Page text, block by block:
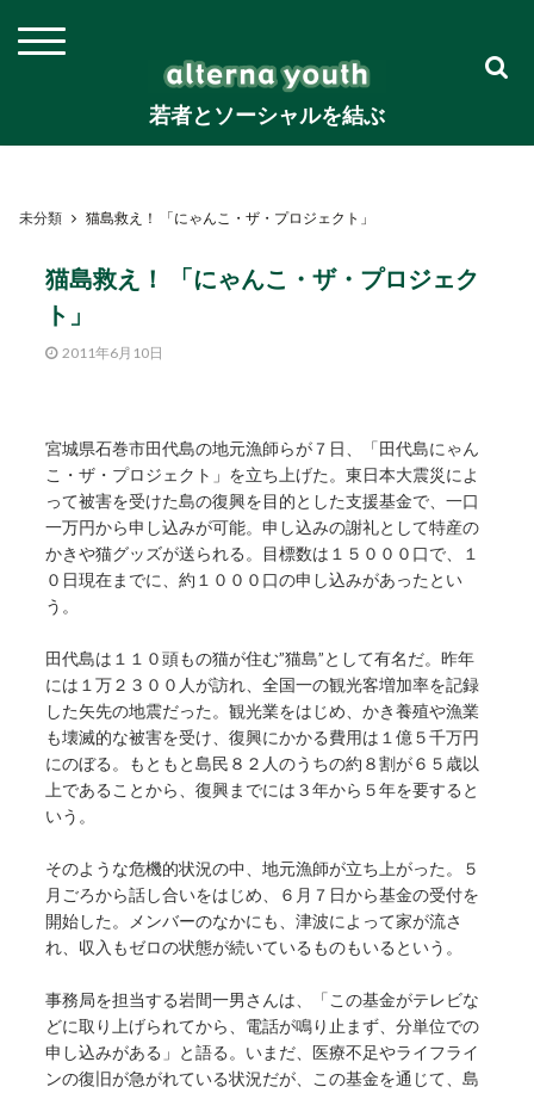
若者とソーシャルを結ぶ
未分類 猫島救え！ 「にゃんこ・ザ・プロジェクト」
猫島救え！ 「にゃんこ・ザ・プロジェク
ト」
2011年6月10日
宮城県石巻市田代島の地元漁師らが７日、「田代島にゃん
こ・ザ・プロジェクト」を立ち上げた。東日本大震災によ
って被害を受けた島の復興を目的とした支援基金で、一口
一万円から申し込みが可能。申し込みの謝礼として特産の
かきや猫グッズが送られる。目標数は１５０００口で、１
０日現在までに、約１０００口の申し込みがあったとい
う。
田代島は１１０頭もの猫が住む”猫島”として有名だ。昨年
には１万２３００人が訪れ、全国一の観光客増加率を記録
した矢先の地震だった。観光業をはじめ、かき養殖や漁業
も壊滅的な被害を受け、復興にかかる費用は１億５千万円
にのぼる。もともと島民８２人のうちの約８割が６５歳以
上であることから、復興までには３年から５年を要すると
いう。
そのような危機的状況の中、地元漁師が立ち上がった。５
月ごろから話し合いをはじめ、６月７日から基金の受付を
開始した。メンバーのなかにも、津波によって家が流さ
れ、収入もゼロの状態が続いているものもいるという。
事務局を担当する岩間一男さんは、「この基金がテレビな
どに取り上げられてから、電話が鳴り止まず、分単位での
申し込みがある」と語る。いまだ、医療不足やライフライ
ンの復旧が急がれている状況だが、この基金を通じて、島